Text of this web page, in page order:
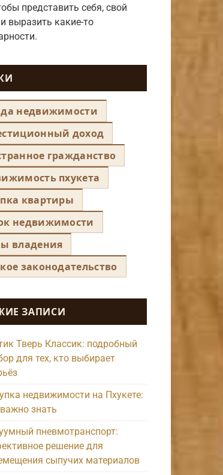
представить себя, свой
выразить какие-то
недвижимости
доход
гражданство
пхукета
квартиры
недвижимости
владения
законодательство
ЗАПИСИ
Тверь Классик: подробный
для тех, кто выбирает
недвижимости на Пхукете:
знать
пневмотранспорт:
решение для
сыпучих материалов